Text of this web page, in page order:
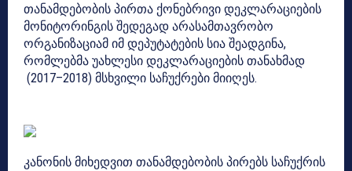
თანამდებობის პირთა ქონებრივი დეკლარაციების
მონიტორინგის შედეგად არასამთავრობო
ორგანიზაციამ იმ დეპუტატების სია შეადგინა,
რომლებმა უახლესი დეკლარაციების თანახმად
(2017–2018) მსხვილი საჩუქრები მიიღეს.
კანონის მიხედვით თანამდებობის პირებს საჩუქრის